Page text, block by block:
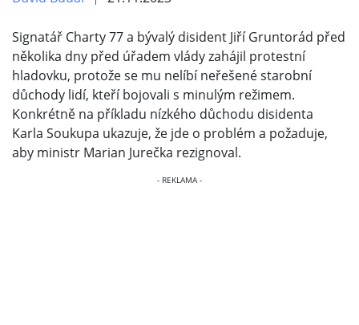
Signatář Charty 77 a bývalý disident Jiří Gruntorád před
několika dny před úřadem vlády zahájil protestní
hladovku, protože se mu nelíbí neřešené starobní
důchody lidí, kteří bojovali s minulým režimem.
Konkrétně na příkladu nízkého důchodu disidenta
Karla Soukupa ukazuje, že jde o problém a požaduje,
aby ministr Marian Jurečka rezignoval.